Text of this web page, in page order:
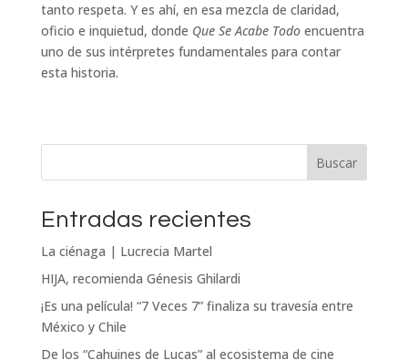
tanto respeta. Y es ahí, en esa mezcla de claridad,
oficio e inquietud, donde Que Se Acabe Todoencuentra
uno de sus intérpretes fundamentales para contar
esta historia.
Buscar
Entradas recientes
La ciénaga | Lucrecia Martel
HIJA, recomienda Génesis Ghilardi
¡Es una película! “7 Veces 7” finaliza su travesía entre
México y Chile
De los “Cahuines de Lucas” al ecosistema de cine